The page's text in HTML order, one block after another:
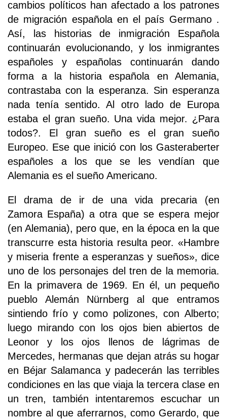
cambios políticos han afectado a los patrones
de migración española en el país Germano .
Así, las historias de inmigración Española
continuarán evolucionando, y los inmigrantes
españoles y españolas continuarán dando
forma a la historia española en Alemania,
contrastaba con la esperanza. Sin esperanza
nada tenía sentido. Al otro lado de Europa
estaba el gran sueño. Una vida mejor. ¿Para
todos?. El gran sueño es el gran sueño
Europeo. Ese que inició con los Gasteraberter
españoles a los que se les vendían que
Alemania es el sueño Americano.
El drama de ir de una vida precaria (en
Zamora España) a otra que se espera mejor
(en Alemania), pero que, en la época en la que
transcurre esta historia resulta peor. «Hambre
y miseria frente a esperanzas y sueños», dice
uno de los personajes del tren de la memoria.
En la primavera de 1969. En él, un pequeño
pueblo Alemán Nürnberg al que entramos
sintiendo frío y como polizones, con Alberto;
luego mirando con los ojos bien abiertos de
Leonor y los ojos llenos de lágrimas de
Mercedes, hermanas que dejan atrás su hogar
en Béjar Salamanca y padecerán las terribles
condiciones en las que viaja la tercera clase en
un tren, también intentaremos escuchar un
nombre al que aferrarnos, como Gerardo, que